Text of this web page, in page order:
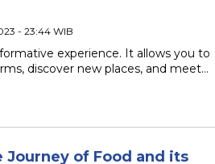
- 23:44 WIB
experience. It allows you to
discover new places, and meet…
Journey of Food and its